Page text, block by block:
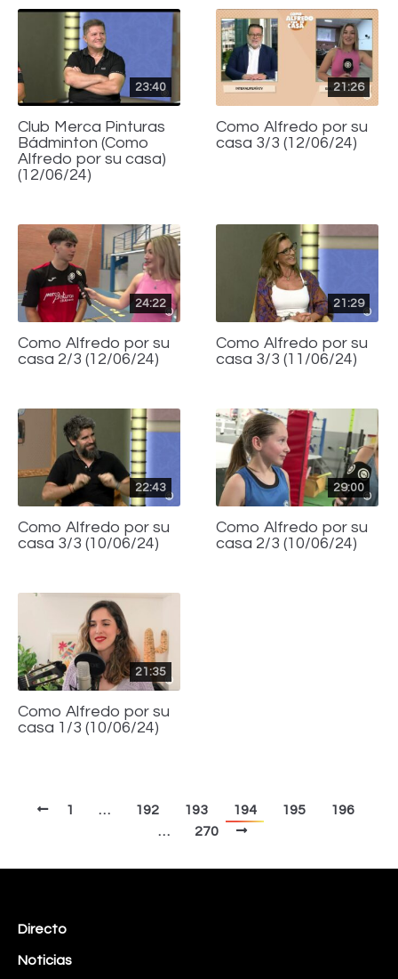
23:40
Club Merca Pinturas
Bádminton (Como
Alfredo por su casa)
(12/06/24)
21:26
Como Alfredo por su
casa 3/3 (12/06/24)
24:22
Como Alfredo por su
casa 2/3 (12/06/24)
21:29
Como Alfredo por su
casa 3/3 (11/06/24)
22:43
Como Alfredo por su
casa 3/3 (10/06/24)
29:00
Como Alfredo por su
casa 2/3 (10/06/24)
21:35
Como Alfredo por su
casa 1/3 (10/06/24)
1 … 192 193 194 195
196
…
270
Directo
Noticias